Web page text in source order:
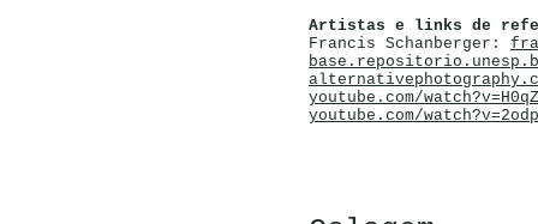
Artistas e links de
Francis Schanberger:
youtube.com/
youtube.com/